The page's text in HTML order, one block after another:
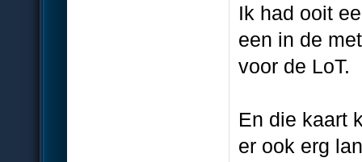
Ik had ooit
een in de
voor de LoT.
En die kaart
er ook erg